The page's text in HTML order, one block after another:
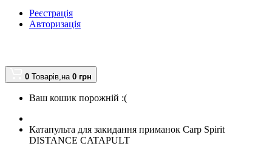
Реєстрація
Авторизація
0 Товарів,на 0 грн
Ваш кошик порожній :(
Катапульта для закидання приманок Carp Spirit
DISTANCE CATAPULT